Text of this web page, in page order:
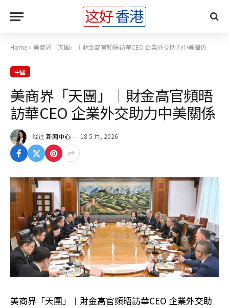
Home » 美商界「天團」︱財金高官頻晤訪華CEO 企業外交助力中美關係
中國
美商界「天團」︱財金高官頻晤
訪華CEO 企業外交助力中美關係
经过 新闻中心 18 5 月, 2026
美商界「天團」︱財金高官頻晤訪華CEO 企業外交助